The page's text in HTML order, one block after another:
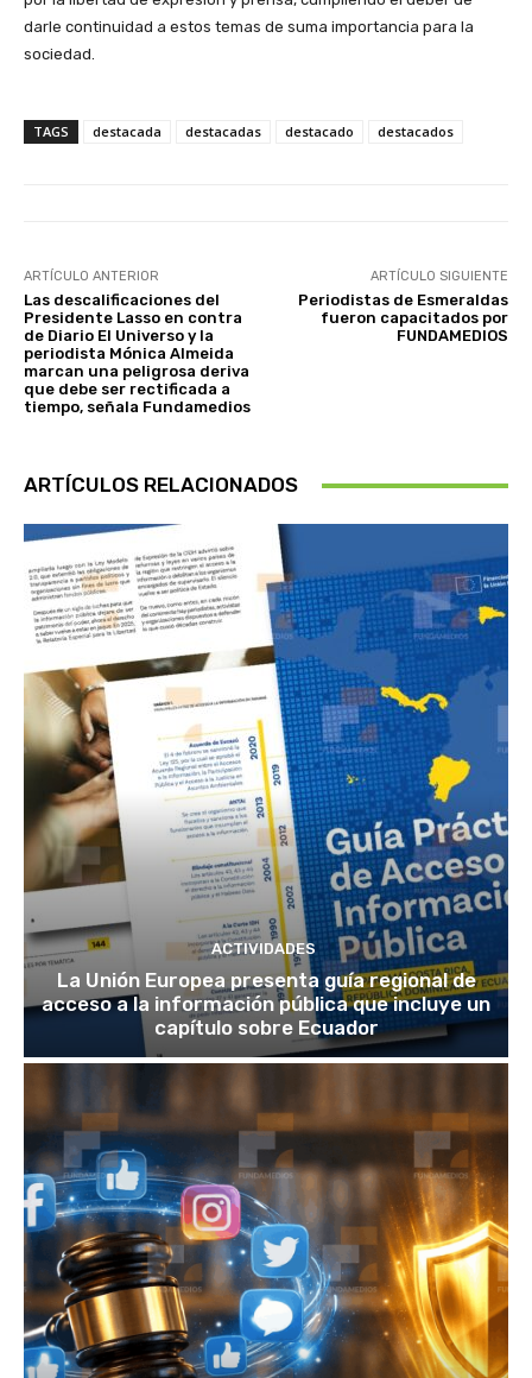
darle continuidad a estos temas de suma importancia para la
sociedad.
TAGS destacada destacadas destacado destacados
ARTÍCULO ANTERIOR
Las descalificaciones del
Presidente Lasso en contra
de Diario El Universo y la
periodista Mónica Almeida
marcan una peligrosa deriva
que debe ser rectificada a
tiempo, señala Fundamedios
ARTÍCULO SIGUIENTE
Periodistas de Esmeraldas
fueron capacitados por
FUNDAMEDIOS
ARTÍCULOS RELACIONADOS
ACTIVIDADES
La Unión Europea presenta guía regional de
acceso a la información pública que incluye un
capítulo sobre Ecuador